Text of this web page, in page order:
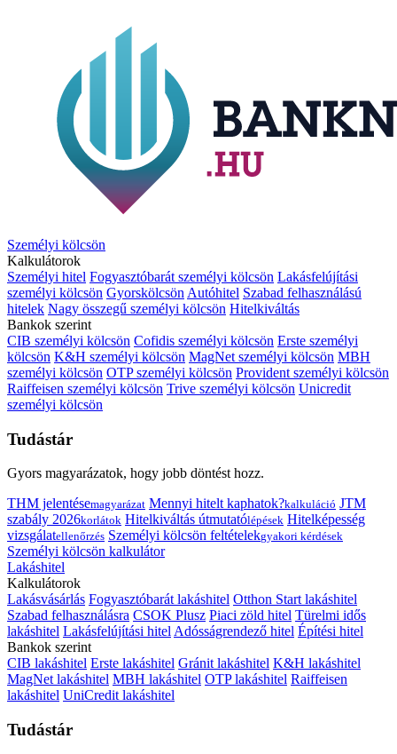
Személyi kölcsön
Kalkulátorok
Személyi hitel Fogyasztóbarát személyi kölcsön Lakásfelújítási
személyi kölcsön Gyorskölcsön Autóhitel Szabad felhasználású
hitelek Nagy összegű személyi kölcsön Hitelkiváltás
Bankok szerint
CIB személyi kölcsön Cofidis személyi kölcsön Erste személyi
kölcsön K&H személyi kölcsön MagNet személyi kölcsön MBH
személyi kölcsön OTP személyi kölcsön Provident személyi kölcsön
Raiffeisen személyi kölcsön Trive személyi kölcsön Unicredit
személyi kölcsön
Tudástár
Gyors magyarázatok, hogy jobb döntést hozz.
THM jelentésemagyarázat Mennyi hitelt kaphatok?kalkuláció JTM
szabály 2026korlátok Hitelkiváltás útmutatólépések Hitelképesség
vizsgálatellenőrzés Személyi kölcsön feltételekgyakori kérdések
Személyi kölcsön kalkulátor
Lakáshitel
Kalkulátorok
Lakásvásárlás Fogyasztóbarát lakáshitel Otthon Start lakáshitel
Szabad felhasználásra CSOK Plusz Piaci zöld hitel Türelmi idős
lakáshitel Lakásfelújítási hitelAdósságrendező hitel Építési hitel
Bankok szerint
CIB lakáshitel Erste lakáshitel Gránit lakáshitel K&H lakáshitel
MagNet lakáshitel MBH lakáshitel OTP lakáshitel Raiffeisen
lakáshitel UniCredit lakáshitel
Tudástár